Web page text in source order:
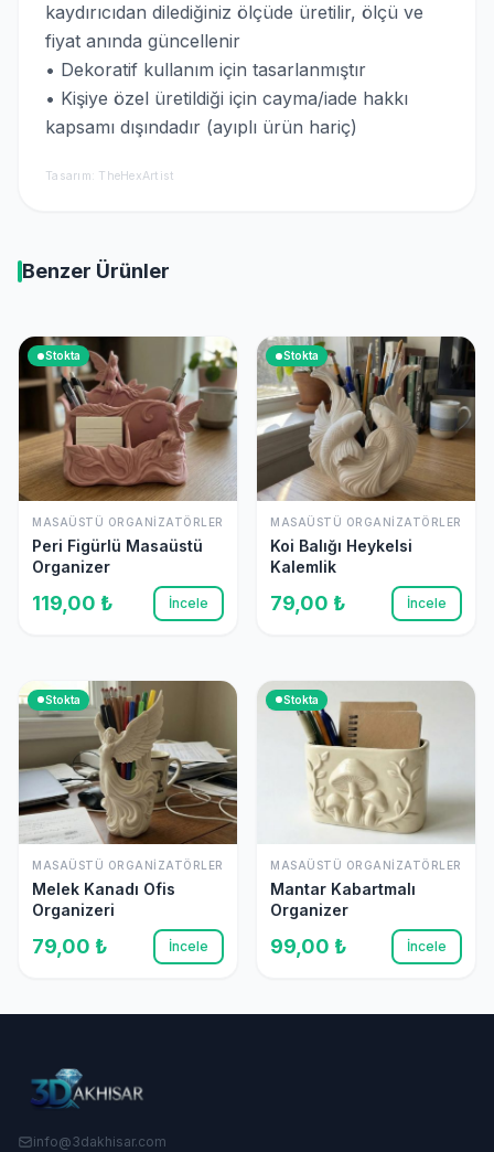
kaydırıcıdan dilediğiniz ölçüde üretilir, ölçü ve
fiyat anında güncellenir
• Dekoratif kullanım için tasarlanmıştır
• Kişiye özel üretildiği için cayma/iade hakkı
kapsamı dışındadır (ayıplı ürün hariç)
Tasarım: TheHexArtist
Benzer Ürünler
Stokta
MASAÜSTÜ ORGANIZATÖRLER
Peri Figürlü Masaüstü
Organizer
119,00 ₺ İncele
Stokta
MASAÜSTÜ ORGANIZATÖRLER
Koi Balığı Heykelsi
Kalemlik
79,00 ₺ İncele
Stokta
MASAÜSTÜ ORGANIZATÖRLER
Melek Kanadı Ofis
Organizeri
79,00 ₺ İncele
Stokta
MASAÜSTÜ ORGANIZATÖRLER
Mantar Kabartmalı
Organizer
99,00 ₺ İncele
info@3dakhisar.com